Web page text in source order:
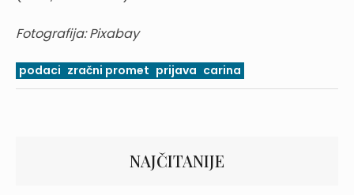
Fotografija: Pixabay
podaci zračni promet prijava carina
NAJČITANIJE